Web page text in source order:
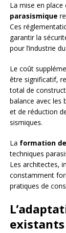
La mise en place
parasismique
Ces
garantir la
pour l’industrie
Le coût
être significatif,
total de
balance avec les
et de réduction
sismiques.
La formation
techniques
Les architectes,
constamment
pratiques de